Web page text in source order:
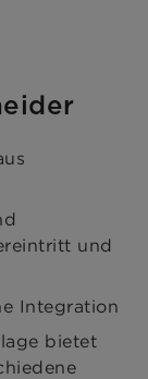
und
Integration
bietet